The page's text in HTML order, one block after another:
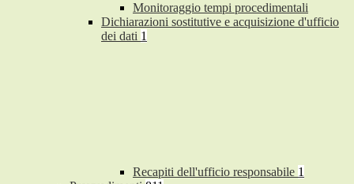
Monitoraggio tempi procedimentali
Dichiarazioni sostitutive e acquisizione d'ufficio
dei dati 1
Recapiti dell'ufficio responsabile 1